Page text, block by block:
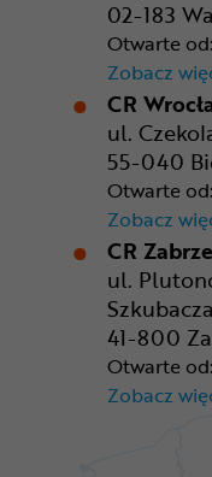
02-183
Otwarte
Zobacz
CR
ul.
55-040
Otwarte
Zobacz
CR
ul.
41-800
Otwarte
Zobacz